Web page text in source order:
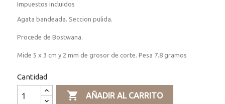
Impuestos incluidos
Agata bandeada. Seccion pulida.
Procede de Bostwana.
Mide 5 x 3 cm y 2 mm de grosor de corte. Pesa 7.8 gramos
Cantidad
 AÑADIR AL CARRITO